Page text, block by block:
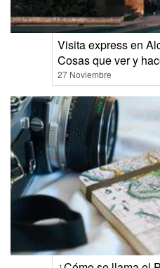
Visita express en
Cosas que ver y
27 Noviembre